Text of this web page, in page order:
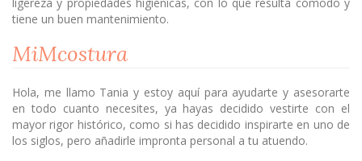
ligereza y propiedades higiénicas, con lo que resulta cómodo y
tiene un buen mantenimiento.
MiMcostura
Hola, me llamo Tania y estoy aquí para ayudarte y asesorarte
en todo cuanto necesites, ya hayas decidido vestirte con el
mayor rigor histórico, como si has decidido inspirarte en uno de
los siglos, pero añadirle impronta personal a tu atuendo.